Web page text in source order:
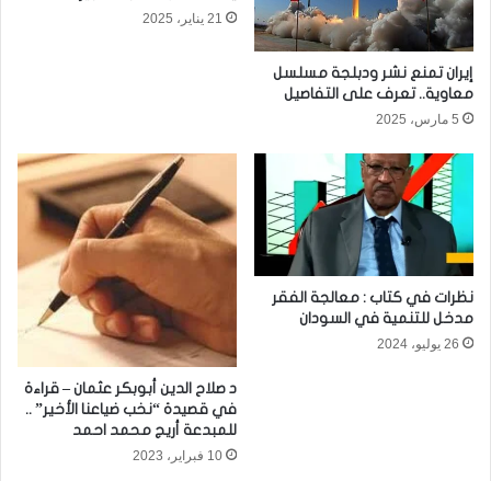
إيران تمنع نشر ودبلجة مسلسل
معاوية.. تعرف على التفاصيل
5 مارس، 2025
21 يناير، 2025
نظرات في كتاب : معالجة الفقر
مدخل للتنمية في السودان
26 يوليو، 2024
د صلاح الدين أبوبكر عثمان – قراءة
في قصيدة “نخب ضياعنا الأخير” ..
للمبدعة أريج محمد احمد
10 فبراير، 2023